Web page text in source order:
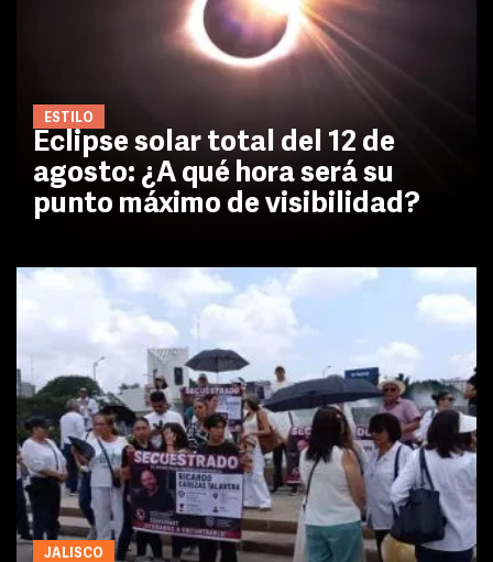
ESTILO
Eclipse solar total del 12 de
agosto: ¿A qué hora será su
punto máximo de visibilidad?
JALISCO